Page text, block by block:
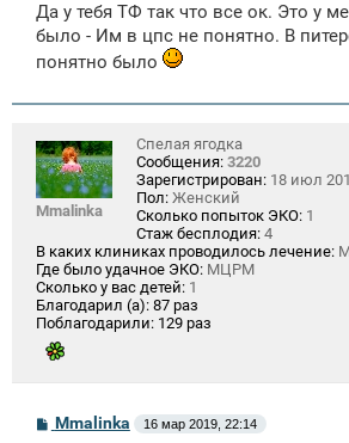
б
щ
н
е
Да у тебя ТФ так что все ок. Это у
было - Им в цпс не понятно. В
понятно было
Mmalinka
Спелая ягодка
Сообщения: 3220
Зарегистрирован: 18 июл
Пол: Женский
Сколько попыток ЭКО: 1
Стаж бесплодия: 4
В каких клиниках проводилось лечение:
Где было удачное ЭКО: МЦРМ
Сколько у вас детей: 1
Благодарил (а): 87 раз
Поблагодарили: 129 раз
СMmalinka 16 мар 2019, 22:14